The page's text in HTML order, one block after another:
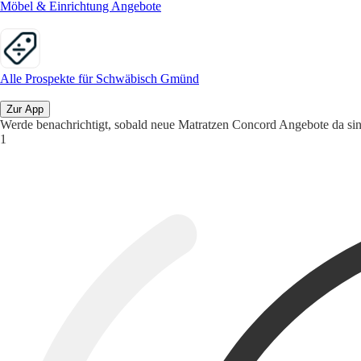
Möbel & Einrichtung Angebote
Alle Prospekte für Schwäbisch Gmünd
Zur App
Werde benachrichtigt, sobald neue Matratzen Concord Angebote da